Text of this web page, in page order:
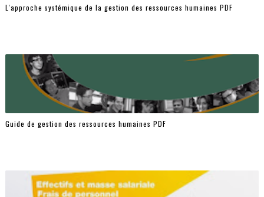
L'approche systémique de la gestion des ressources humaines PDF
Guide de gestion des ressources humaines PDF